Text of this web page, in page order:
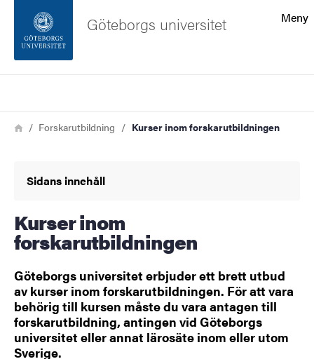
Sidfoten
Meny
Göteborgs universitet
Länkstig
HemForskarutbildning Kurser inom forskarutbildningen
Sidans innehåll
Kurser inom
forskarutbildningen
Göteborgs universitet erbjuder ett brett utbud
av kurser inom forskarutbildningen. För att vara
behörig till kursen måste du vara antagen till
forskarutbildning, antingen vid Göteborgs
universitet eller annat lärosäte inom eller utom
Sverige.